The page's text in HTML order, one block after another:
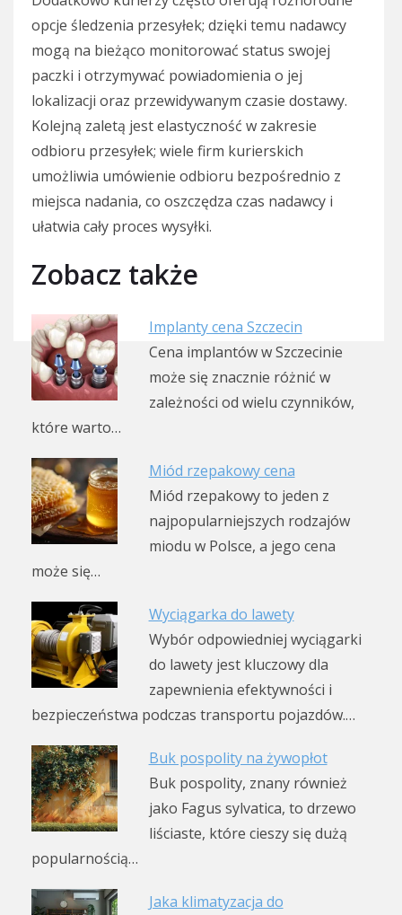
opcje śledzenia przesyłek; dzięki temu nadawcy
mogą na bieżąco monitorować status swojej
paczki i otrzymywać powiadomienia o jej
lokalizacji oraz przewidywanym czasie dostawy.
Kolejną zaletą jest elastyczność w zakresie
odbioru przesyłek; wiele firm kurierskich
umożliwia umówienie odbioru bezpośrednio z
miejsca nadania, co oszczędza czas nadawcy i
ułatwia cały proces wysyłki.
Zobacz także
Implanty cena Szczecin
Cena implantów w Szczecinie
może się znacznie różnić w
zależności od wielu czynników,
które warto…
Miód rzepakowy cena
Miód rzepakowy to jeden z
najpopularniejszych rodzajów
miodu w Polsce, a jego cena
może się…
Wyciągarka do lawety
Wybór odpowiedniej wyciągarki
do lawety jest kluczowy dla
zapewnienia efektywności i
bezpieczeństwa podczas transportu pojazdów.…
Buk pospolity na żywopłot
Buk pospolity, znany również
jako Fagus sylvatica, to drzewo
liściaste, które cieszy się dużą
popularnością…
Jaka klimatyzacja do